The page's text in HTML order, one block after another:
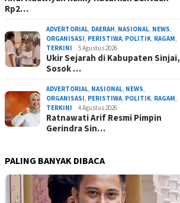
Rp2…
ADVERTORIAL DAERAH NASIONAL NEWS
ORGANISASI PERISTIWA POLITIK RAGAM
TERKINI
5 Agustus 2026
Ukir Sejarah di Kabupaten Sinjai,
Sosok …
ADVERTORIAL NASIONAL NEWS
ORGANISASI PERISTIWA POLITIK RAGAM
TERKINI
4 Agustus 2026
Ratnawati Arif Resmi Pimpin
Gerindra Sin…
PALING BANYAK DIBACA